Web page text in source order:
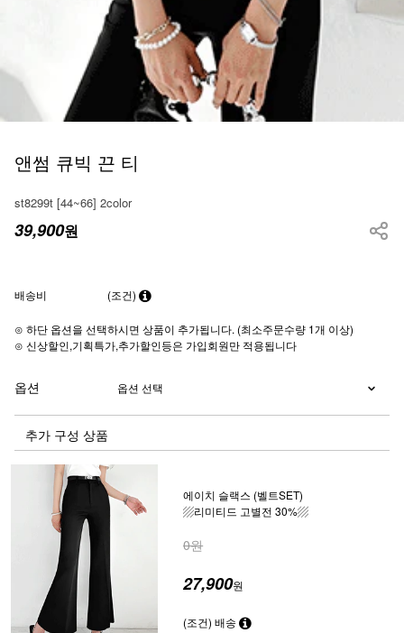
앤썸 큐빅 끈 티
st8299t [44~66] 2color
39,900원
배송비 (조건)
⊙ 하단 옵션을 선택하시면 상품이 추가됩니다. (최소주문수량 1개 이상)
⊙ 신상할인,기획특가,추가할인등은 가입회원만 적용됩니다
옵션
추가 구성 상품
에이치 슬랙스 (벨트SET)
▨리미티드 고별전 30%▨
0원
27,900원
(조건) 배송